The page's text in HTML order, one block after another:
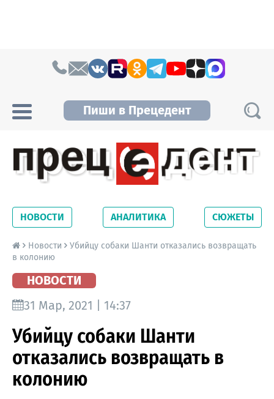
Пиши в Прецедент
Новосибирской области. Читайте свежие
новости на сайте сетевого издания
Precedent.
НОВОСТИ АНАЛИТИКА СЮЖЕТЫ
Новости
Убийцу собаки Шанти отказались возвращать
в колонию
НОВОСТИ
31 Мар, 2021 | 14:37
Убийцу собаки Шанти
отказались возвращать в
колонию